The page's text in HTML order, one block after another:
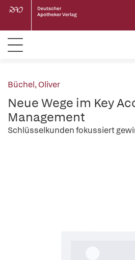
Büchel, Oliver
Neue Wege im Key
Management
Schlüsselkunden fokussiert